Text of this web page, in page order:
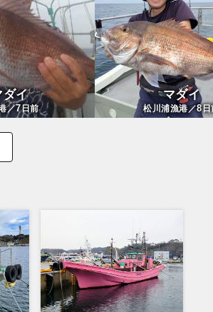
ダイ
／7日前
マダイ
松川浦漁港／8日